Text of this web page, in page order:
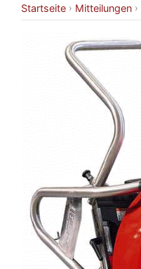
Startseite › Mitteilungen ›